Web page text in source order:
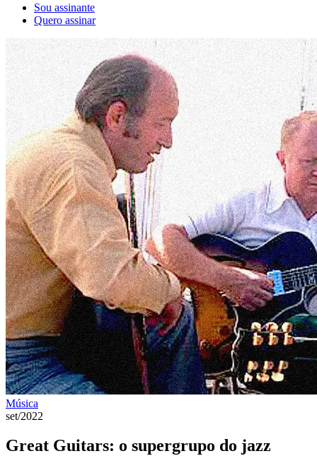
Sou assinante
Quero assinar
Música
set/2022
Great Guitars: o supergrupo do jazz